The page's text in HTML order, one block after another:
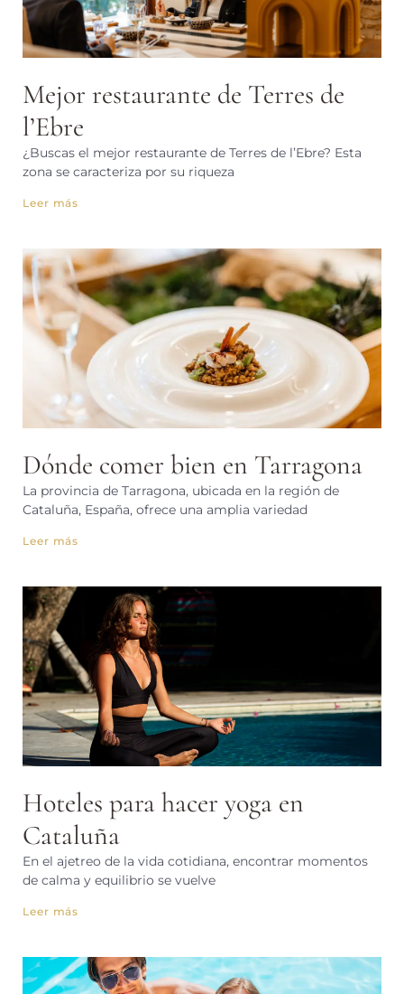
Mejor restaurante de Terres de
l’Ebre
¿Buscas el mejor restaurante de Terres de l’Ebre? Esta
zona se caracteriza por su riqueza
Leer más
Dónde comer bien en Tarragona
La provincia de Tarragona, ubicada en la región de
Cataluña, España, ofrece una amplia variedad
Leer más
Hoteles para hacer yoga en
Cataluña
En el ajetreo de la vida cotidiana, encontrar momentos
de calma y equilibrio se vuelve
Leer más